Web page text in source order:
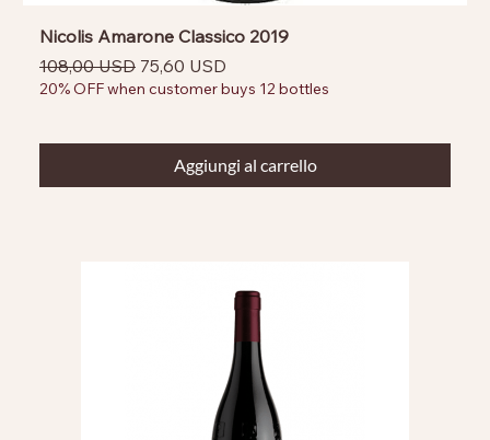
Nicolis Amarone Classico 2019
Prezzo regolare
108,00 USD Prezzo scontato
75,60 USD
20% OFF when customer buys 12 bottles
Aggiungi al carrello